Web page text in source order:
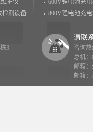
护仪
检测设备
600V锂电池充
800V锂电池充
3
咨询热
总机：
邮箱
邮箱